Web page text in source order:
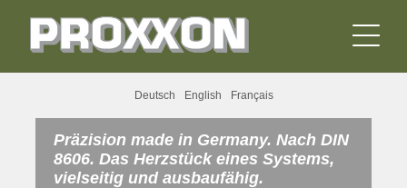
Deutsch English Français
Präzision made in Germany. Nach DIN
8606. Das Herzstück eines Systems,
vielseitig und ausbaufähig.